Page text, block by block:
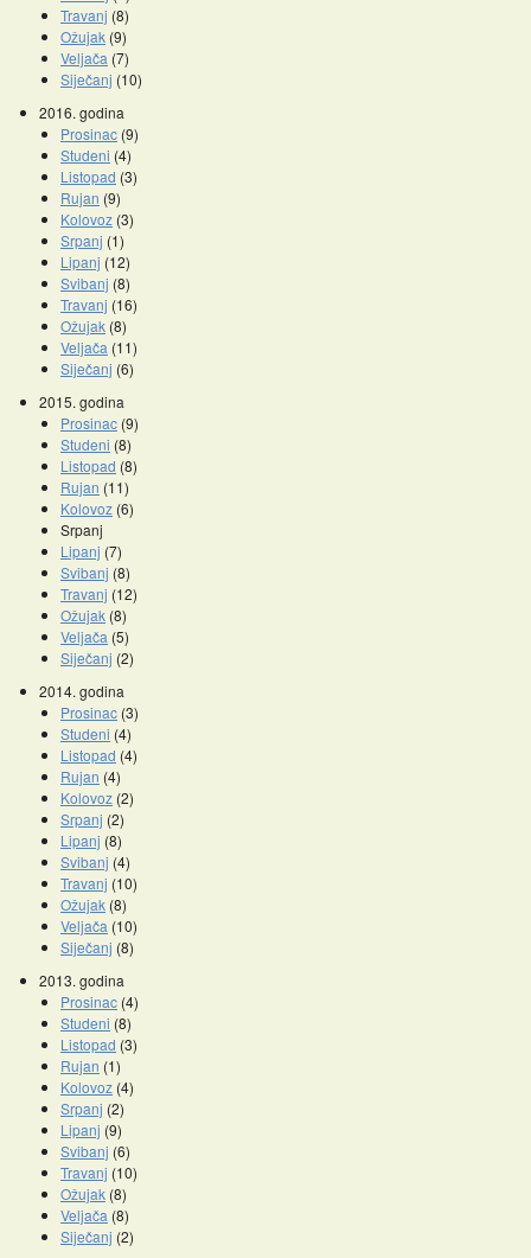
Travanj (8)
Ožujak (9)
Veljača (7)
Siječanj (10)
2016. godina
Prosinac (9)
Studeni (4)
Listopad (3)
Rujan (9)
Kolovoz (3)
Srpanj (1)
Lipanj (12)
Svibanj (8)
Travanj (16)
Ožujak (8)
Veljača (11)
Siječanj (6)
2015. godina
Prosinac (9)
Studeni (8)
Listopad (8)
Rujan (11)
Kolovoz (6)
Srpanj
Lipanj (7)
Svibanj (8)
Travanj (12)
Ožujak (8)
Veljača (5)
Siječanj (2)
2014. godina
Prosinac (3)
Studeni (4)
Listopad (4)
Rujan (4)
Kolovoz (2)
Srpanj (2)
Lipanj (8)
Svibanj (4)
Travanj (10)
Ožujak (8)
Veljača (10)
Siječanj (8)
2013. godina
Prosinac (4)
Studeni (8)
Listopad (3)
Rujan (1)
Kolovoz (4)
Srpanj (2)
Lipanj (9)
Svibanj (6)
Travanj (10)
Ožujak (8)
Veljača (8)
Siječanj (2)